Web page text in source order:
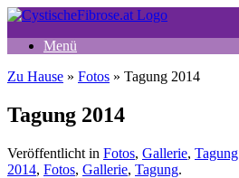
Zum
springenMenü
Zu Hause » Fotos » Tagung 2014
Tagung 2014
Veröffentlicht in Fotos, Gallerie, Tagung
2014, Fotos, Gallerie, Tagung.